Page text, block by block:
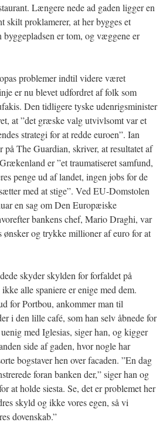
Længere nede ad gaden ligger en
skilt proklamerer, at her bygges et
er tom, og væggene er
problemer indtil videre været
er nu blevet udfordret af folk som
Den tidligere tyske udenrigsminister
at ”det græske valg utvivlsomt var et
strategi for at redde euroen”. Ian
The Guardian, skriver, at resultatet af
er ”et traumatiseret samfund,
penge ud af landet, ingen jobs for de
med at stige”. Ved EU-Domstolen
en sag om Den Europæiske
bankens chef, Mario Draghi, var
ønsker og trykke millioner af euro for at
skyder skylden for forfaldet på
alle spaniere er enige med dem.
for Portbou, ankommer man til
i den lille café, som han selv åbnede for
med Iglesias, siger han, og kigger
side af gaden, hvor nogle har
bogstaver hen over facaden. ”En dag
foran banken der,” siger han og
at holde siesta. Se, det er problemet her
skyld og ikke vores egen, så vi
dovenskab.”